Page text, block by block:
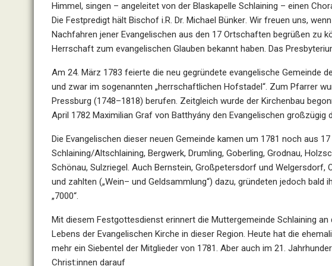
Himmel, singen – angeleitet von der Blaskapelle Schlaining – einen
Die Festpredigt hält Bischof i.R. Dr. Michael Bünker. Wir freuen uns,
Nachfahren jener Evangelischen aus den 17 Ortschaften begrüßen zu
Herrschaft zum evangelischen Glauben bekannt haben. Das
Am 24. März 1783 feierte die neu gegründete evangelische Gemeinde
und zwar im sogenannten „herrschaftlichen Hofstadel“. Zum Pfarrer
Pressburg (1748–1818) berufen. Zeitgleich wurde der Kirchenbau
April 1782 Maximilian Graf von Batthyány den Evangelischen großzügig
Die Evangelischen dieser neuen Gemeinde kamen um 1781 noch aus
Schlaining/Altschlaining, Bergwerk, Drumling, Goberling, Grodnau,
Schönau, Sulzriegel. Auch Bernstein, Großpetersdorf und Welgersdorf,
und zahlten („Wein– und Geldsammlung“) dazu, gründeten jedoch bald
„7000“.
Mit diesem Festgottesdienst erinnert die Muttergemeinde Schlaining an
Lebens der Evangelischen Kirche in dieser Region. Heute hat die
mehr ein Siebentel der Mitglieder von 1781. Aber auch im 21. Jahrhun
Christ:innen darauf